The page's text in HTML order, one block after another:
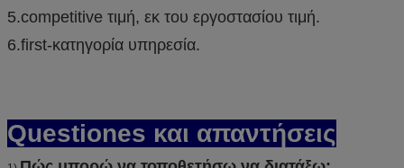
5.competitive τιμή, εκ του εργοστασίου τιμή.
6.first-κατηγορία υπηρεσία.
Questiones και απαντήσεις